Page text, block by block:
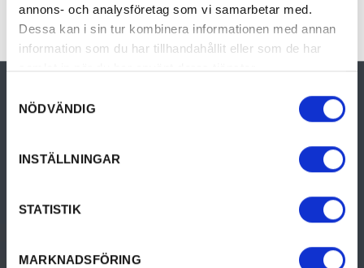
annons- och analysföretag som vi samarbetar med.
Dessa kan i sin tur kombinera informationen med annan
information som du har tillhandahållit eller som de har
samlat in när du har använt deras tjänster.
NÖDVÄNDIG
INSTÄLLNINGAR
STATISTIK
MARKNADSFÖRING
www.thereseolsson.com